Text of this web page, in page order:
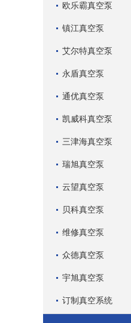
欧乐霸真空泵
镇江真空泵
艾尔特真空泵
永盾真空泵
通优真空泵
凯威科真空泵
三津海真空泵
瑞旭真空泵
云望真空泵
贝科真空泵
维修真空泵
众德真空泵
宇旭真空泵
订制真空系统